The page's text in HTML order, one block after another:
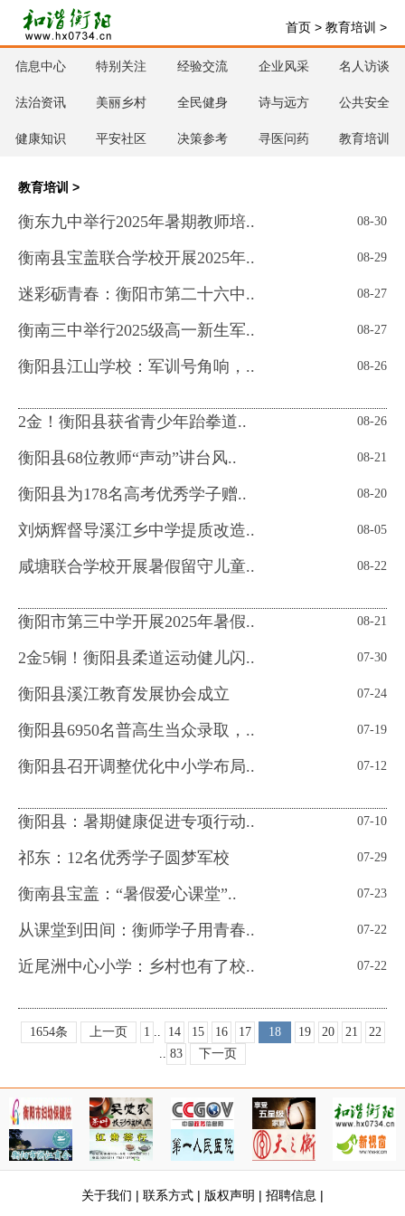
首页 > 教育培训 >
信息中心 特别关注 经验交流 企业风采 名人访谈
法治资讯 美丽乡村 全民健身 诗与远方 公共安全
健康知识 平安社区 决策参考 寻医问药 教育培训
教育培训 >
衡东九中举行2025年暑期教师培.. 08-30
衡南县宝盖联合学校开展2025年.. 08-29
迷彩砺青春：衡阳市第二十六中.. 08-27
衡南三中举行2025级高一新生军.. 08-27
衡阳县江山学校：军训号角响，.. 08-26
2金！衡阳县获省青少年跆拳道.. 08-26
衡阳县68位教师“声动”讲台风.. 08-21
衡阳县为178名高考优秀学子赠.. 08-20
刘炳辉督导溪江乡中学提质改造.. 08-05
咸塘联合学校开展暑假留守儿童.. 08-22
衡阳市第三中学开展2025年暑假.. 08-21
2金5铜！衡阳县柔道运动健儿闪.. 07-30
衡阳县溪江教育发展协会成立 07-24
衡阳县6950名普高生当众录取，.. 07-19
衡阳县召开调整优化中小学布局.. 07-12
衡阳县：暑期健康促进专项行动.. 07-10
祁东：12名优秀学子圆梦军校 07-29
衡南县宝盖：“暑假爱心课堂”.. 07-23
从课堂到田间：衡师学子用青春.. 07-22
近尾洲中心小学：乡村也有了校.. 07-22
1654条 上一页 1 .. 14 15 16 17 18 19 20 21
22
.. 83 下一页
关于我们 | 联系方式 | 版权声明 | 招聘信息 |